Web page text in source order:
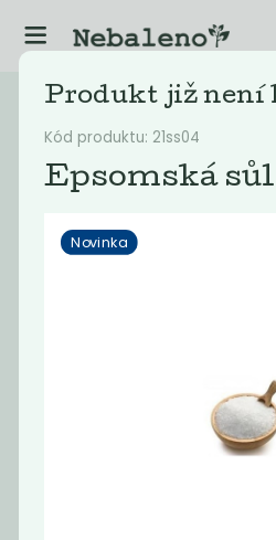
Katalog Kosmetika
Filtrovat produkty
Doporučené
Novinka
Kód produktu: 21ss04
Epsomská sůl
Produkt již není